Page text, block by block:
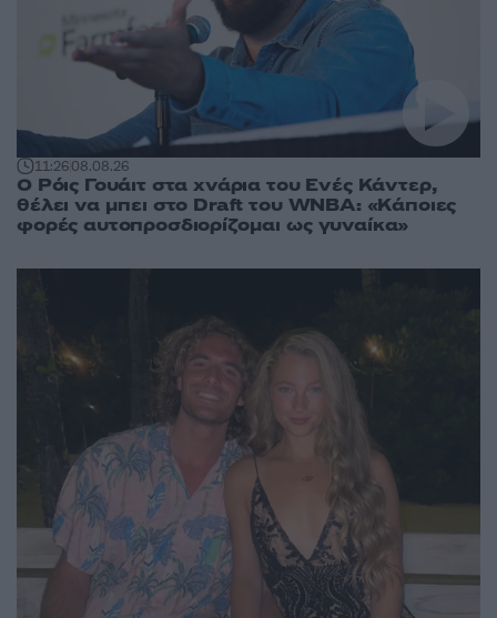
11:2608.08.26
Ο Ρόις Γουάιτ στα χνάρια του Ενές Κάντερ,
θέλει να μπει στο Draft του WNBA: «Κάποιες
φορές αυτοπροσδιορίζομαι ως γυναίκα»